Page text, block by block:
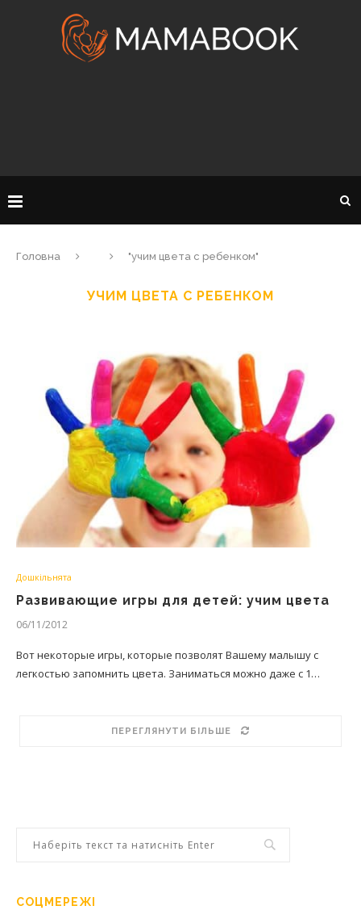
Головна "учим цвета с ребенком"
УЧИМ ЦВЕТА С РЕБЕНКОМ
Дошкільнята
Развивающие игры для детей: учим цвета
06/11/2012
Вот некоторые игры, которые позволят Вашему малышу с
легкостью запомнить цвета. Заниматься можно даже с 1…
ПЕРЕГЛЯНУТИ БІЛЬШЕ
СОЦМЕРЕЖІ